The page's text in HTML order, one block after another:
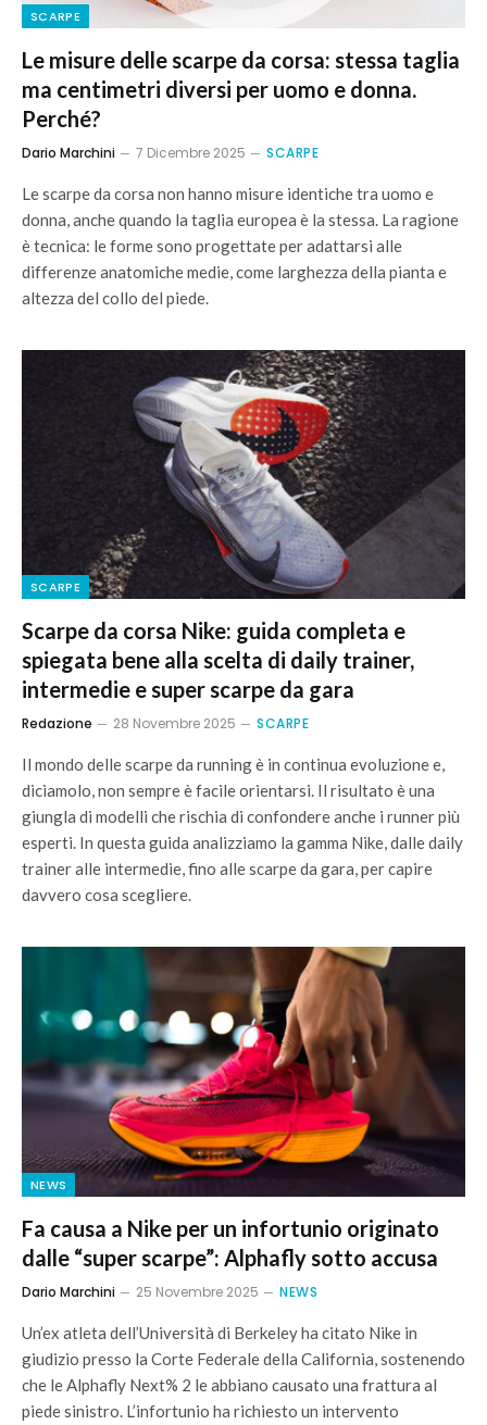
SCARPE
Le misure delle scarpe da corsa: stessa taglia
ma centimetri diversi per uomo e donna.
Perché?
Dario Marchini 7 Dicembre 2025 SCARPE
Le scarpe da corsa non hanno misure identiche tra uomo e
donna, anche quando la taglia europea è la stessa. La ragione
è tecnica: le forme sono progettate per adattarsi alle
differenze anatomiche medie, come larghezza della pianta e
altezza del collo del piede.
SCARPE
Scarpe da corsa Nike: guida completa e
spiegata bene alla scelta di daily trainer,
intermedie e super scarpe da gara
Redazione 28 Novembre 2025 SCARPE
Il mondo delle scarpe da running è in continua evoluzione e,
diciamolo, non sempre è facile orientarsi. Il risultato è una
giungla di modelli che rischia di confondere anche i runner più
esperti. In questa guida analizziamo la gamma Nike, dalle daily
trainer alle intermedie, fino alle scarpe da gara, per capire
davvero cosa scegliere.
NEWS
Fa causa a Nike per un infortunio originato
dalle “super scarpe”: Alphafly sotto accusa
Dario Marchini 25 Novembre 2025 NEWS
Un’ex atleta dell’Università di Berkeley ha citato Nike in
giudizio presso la Corte Federale della California, sostenendo
che le Alphafly Next% 2 le abbiano causato una frattura al
piede sinistro. L’infortunio ha richiesto un intervento